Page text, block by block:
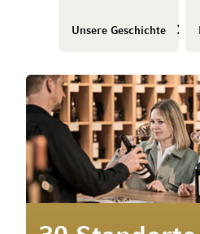
Unsere Geschichte